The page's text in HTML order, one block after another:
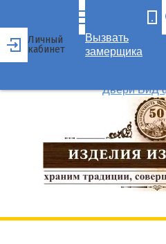
Личный
кабинет
Вызвать
замерщика